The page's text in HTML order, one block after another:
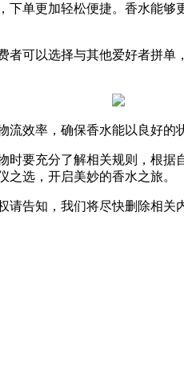
单更加轻松便捷。香水能
可以选择与其他爱好者拼
效率，确保香水能以良好的
要充分了解相关规则，根
选，开启美妙的香水之旅。
告知，我们将尽快删除相关